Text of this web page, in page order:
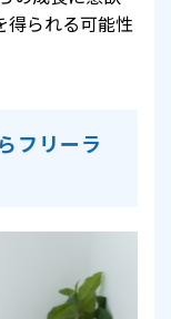
得られる可能性
フリーラ